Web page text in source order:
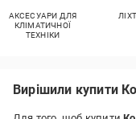
АКСЕСУАРИ ДЛЯ
КЛІМАТИЧНОЇ
ТЕХНІКИ
Вирішили купити